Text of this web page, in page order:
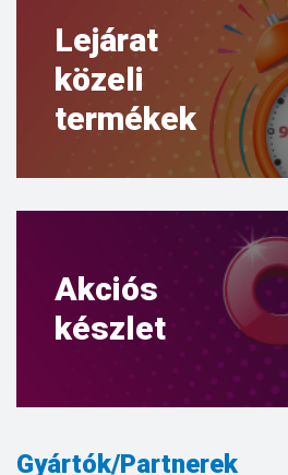
Lejárat
közeli
termékek
Akciós
készlet
Gyártók/Partnerek